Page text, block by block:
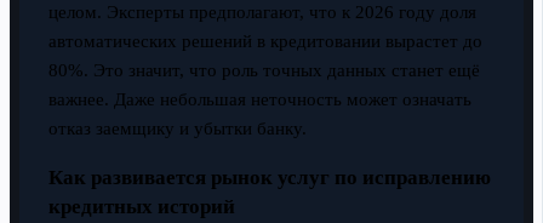
целом. Эксперты предполагают, что к 2026 году доля
автоматических решений в кредитовании вырастет до
80%. Это значит, что роль точных данных станет ещё
важнее. Даже небольшая неточность может означать
отказ заемщику и убытки банку.
Как развивается рынок услуг по исправлению
кредитных историй